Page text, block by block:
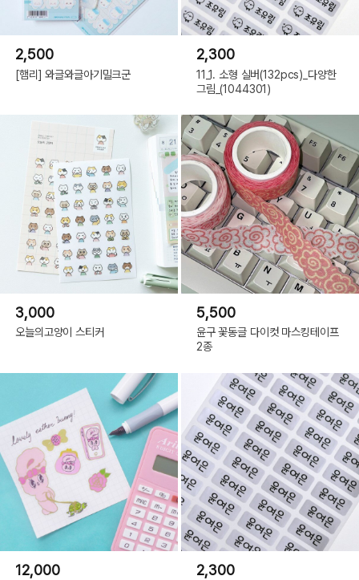
2,500
[햄리] 와글와글아기밀크군
2,300
11_1. 소형 실버(132pcs)_다양한
그림_(1044301)
3,000
오늘의고양이 스티커
5,500
윤구 꽃동글 다이컷 마스킹테이프
2종
12,000 2,300